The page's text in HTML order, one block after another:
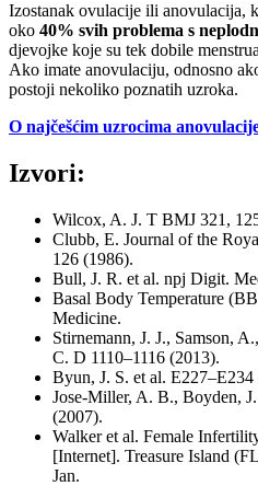
Izostanak ovulacije ili anovulacija,
oko 40% svih problema s
djevojke koje su tek dobile
Ako imate anovulaciju, odnosno
postoji nekoliko poznatih uzroka.
O najčešćim uzrocima
Izvori:
Wilcox, A. J. T BMJ 321,
Clubb, E. Journal of the
126 (1986).
Bull, J. R. et al. npj Digit.
Basal Body Temperature
Medicine.
Stirnemann, J. J., Samson,
C. D 1110–1116 (2013).
Byun, J. S. et al. E227–E234
Jose-Miller, A. B., Boyden,
(2007).
Walker et al. Female
[Internet]. Treasure Island
Jan.